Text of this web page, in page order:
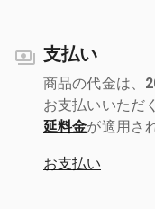
支払い
商品の代金は、
お支払いいただ
延料金が適用さ
お支払い